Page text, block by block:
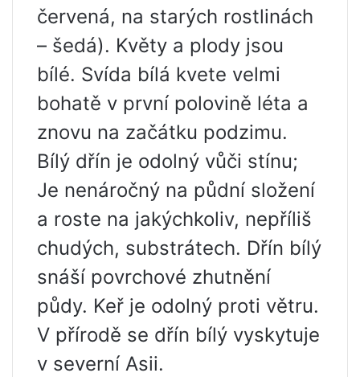
červená, na starých rostlinách
– šedá). Květy a plody jsou
bílé. Svída bílá kvete velmi
bohatě v první polovině léta a
znovu na začátku podzimu.
Bílý dřín je odolný vůči stínu;
Je nenáročný na půdní složení
a roste na jakýchkoliv, nepříliš
chudých, substrátech. Dřín bílý
snáší povrchové zhutnění
půdy. Keř je odolný proti větru.
V přírodě se dřín bílý vyskytuje
v severní Asii.